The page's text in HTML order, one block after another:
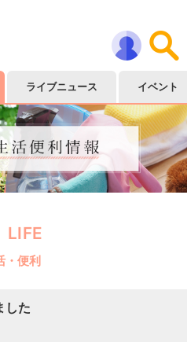
ライブニュース イベント
LIFE
・便利
した